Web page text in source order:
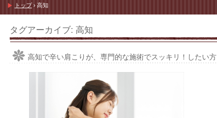
ン
へ
ッ
トップ › 高知
タグアーカイブ: 高知
高知で辛い肩こりが、専門的な施術でスッキリ！したい